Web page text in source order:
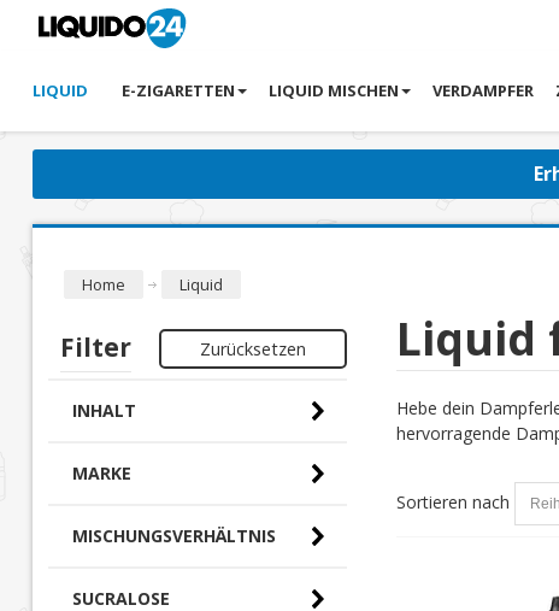
LIQUID E-ZIGARETTEN LIQUID MISCHEN VERDAMPFER
Home Liquid
Liquid
Hebe dein
hervorragende
Sortieren nach
Filter Zurücksetzen
INHALT
MARKE
MISCHUNGSVERHÄLTNIS
SUCRALOSE